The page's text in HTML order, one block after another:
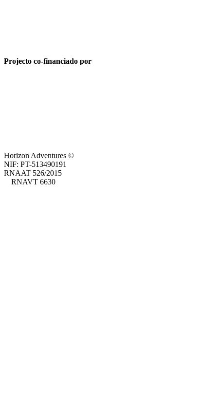
Projecto co-financiado por
Horizon Adventures ©
NIF: PT-513490191
RNAAT 526/2015
RNAVT 6630